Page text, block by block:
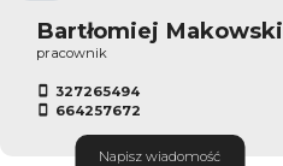
Bartłomiej Makowski
pracownik
327265494
664257672
Napisz wiadomość